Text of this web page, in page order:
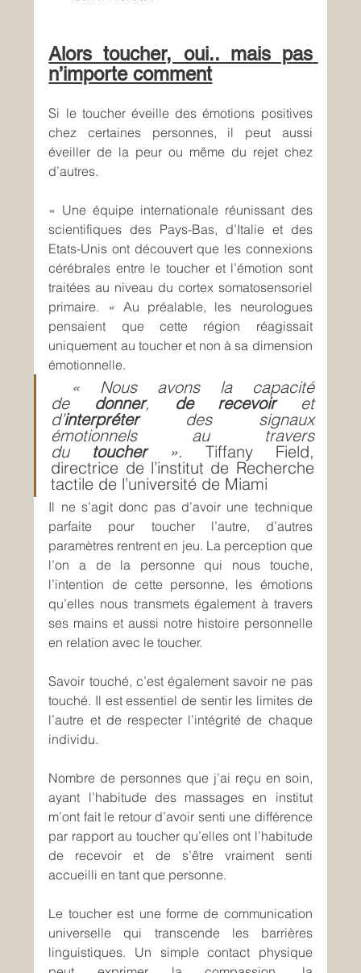
Alors toucher, oui.. mais pas
n’importe comment
Si le toucher éveille des émotions positives
chez certaines personnes, il peut aussi
éveiller de la peur ou même du rejet chez
d’autres.
« Une équipe internationale réunissant des
scientifiques des Pays-Bas, d’Italie et des
Etats-Unis ont découvert que les connexions
cérébrales entre le toucher et l’émotion sont
traitées au niveau du cortex somatosensoriel
primaire. » Au préalable, les neurologues
pensaient que cette région réagissait
uniquement au toucher et non à sa dimension
émotionnelle.
« Nous avons la capacité
de donner, de recevoir et
d’interpréter des signaux
émotionnels au travers
du toucher ». Tiffany Field,
directrice de l’institut de Recherche
tactile de l’université de Miami
Il ne s’agit donc pas d’avoir une technique
parfaite pour toucher l’autre, d’autres
paramètres rentrent en jeu. La perception que
l’on a de la personne qui nous touche,
l’intention de cette personne, les émotions
qu’elles nous transmets également à travers
ses mains et aussi notre histoire personnelle
en relation avec le toucher.
Savoir touché, c’est également savoir ne pas
touché. Il est essentiel de sentir les limites de
l’autre et de respecter l’intégrité de chaque
individu.
Nombre de personnes que j’ai reçu en soin,
ayant l’habitude des massages en institut
m’ont fait le retour d’avoir senti une différence
par rapport au toucher qu’elles ont l’habitude
de recevoir et de s’être vraiment senti
accueilli en tant que personne.
Le toucher est une forme de communication
universelle qui transcende les barrières
linguistiques. Un simple contact physique